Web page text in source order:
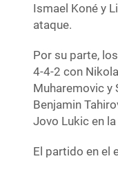
Ismael Koné y
ataque.
Por su parte,
4-4-2 con
Muharemovic y
Benjamin
Jovo Lukic en
El partido en el